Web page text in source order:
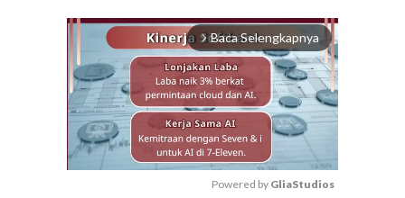
arrow_forward_ios Baca Selengkapnya
Powered by GliaStudios